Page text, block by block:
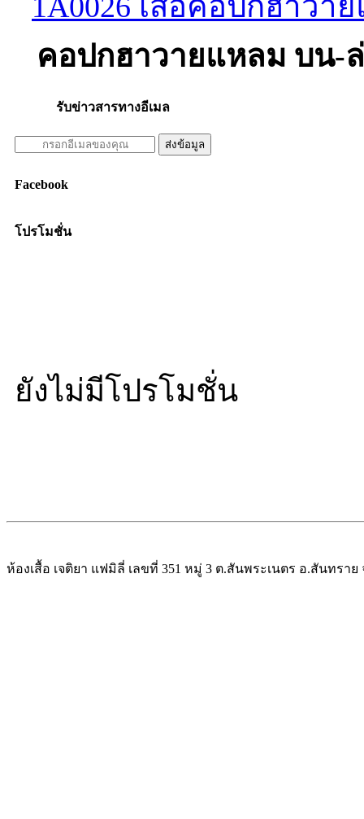
คอปกฮาวายแหลม บน-
รับข่าวสารทางอีเมล
Facebook
โปรโมชั่น
ยังไม่มีโปรโมชั่น
ห้องเสื้อ เจติยา แฟมิลี่ เลขที่ 351 หมู่ 3 ต.สันพระเนตร อ.สันทราย